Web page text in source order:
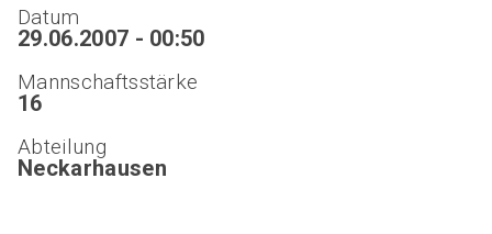
Datum
29.06.2007 - 00:50
Mannschaftsstärke
16
Abteilung
Neckarhausen